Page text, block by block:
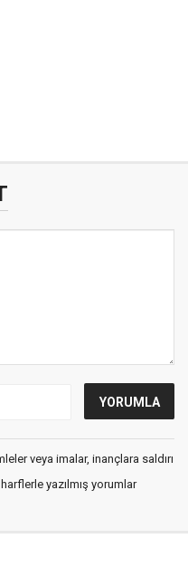
veya imalar, inançlara saldırı
yazılmış yorumlar